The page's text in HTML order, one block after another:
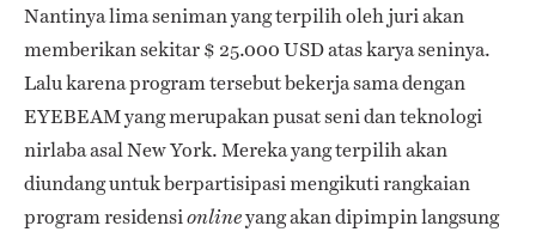
Nantinya lima seniman yang terpilih oleh juri akan
memberikan sekitar $ 25.000 USD atas karya seninya.
Lalu karena program tersebut bekerja sama dengan
EYEBEAM yang merupakan pusat seni dan teknologi
nirlaba asal New York. Mereka yang terpilih akan
diundang untuk berpartisipasi mengikuti rangkaian
program residensionlineyang akan dipimpin langsung